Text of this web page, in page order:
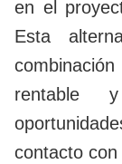
en el
Esta
rentable
contacto con